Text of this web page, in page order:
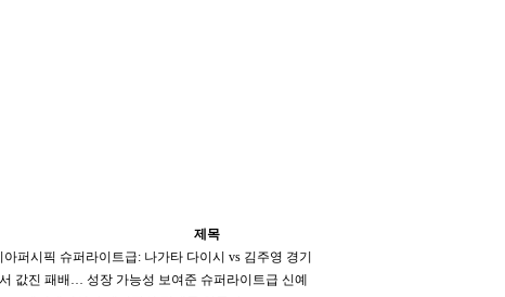
제목
퍼시픽 슈퍼라이트급: 나가타 다이시 vs 김주영 경기
값진 패배… 성장 가능성 보여준 슈퍼라이트급 신예